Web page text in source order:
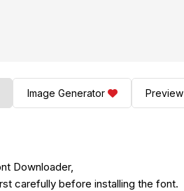
Image Generator Preview
Downloader,
carefully before installing the font.